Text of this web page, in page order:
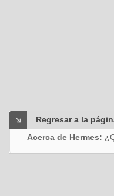
Regresar a la
Acerca de Hermes: